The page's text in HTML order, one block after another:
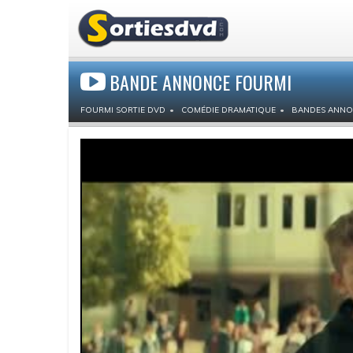
BANDE ANNONCE FOURMI
FOURMI SORTIE DVD COMÉDIE DRAMATIQUE BANDES